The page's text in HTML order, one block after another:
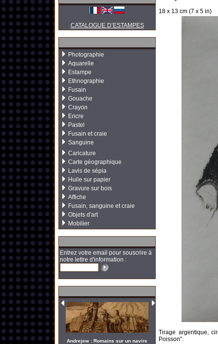
CATALOGUE D’ESTAMPES
Photographie
Aquarelle
Estampe
Ethnographie
Fusain
Gouache
Crayon
Encre
Pastel
Fusain et craie
Sanguine
Caricature
Carte géographique
Lavis de sépia
Huile sur papier
Gravure sur bois
Affiche
Fusain, sanguine et craie
Objets d'art
Mobilier
Entrez votre email pour souscrire à
notre lettre d'information :
Andrejew : Romains sur un navire
18 x 13 cm (7 x 5 in)
Tirage argentique,
Poisson".